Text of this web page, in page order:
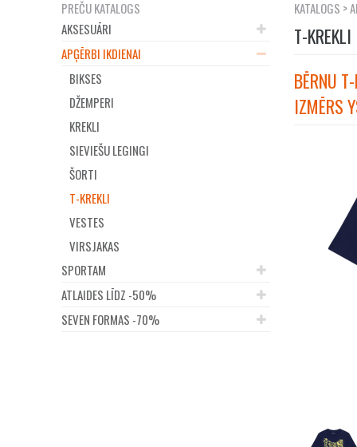
PREČU KATALOGS
AKSESUĀRI
APĢĒRBI IKDIENAI
BIKSES
DŽEMPERI
KREKLI
SIEVIEŠU LEGINGI
ŠORTI
T-KREKLI
VESTES
VIRSJAKAS
SPORTAM
ATLAIDES LĪDZ -50%
SEVEN FORMAS -70%
KATALOGS >
T-KREKLI
BĒRNU
IZMĒRS